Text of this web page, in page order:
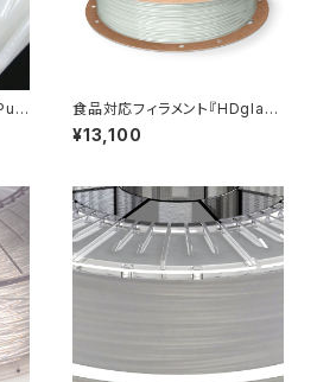
食品対応フィラメント『HDglas
s』
¥13,100